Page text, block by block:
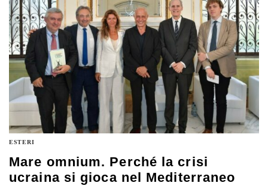
ESTERI
Mare omnium. Perché la crisi
ucraina si gioca nel Mediterraneo